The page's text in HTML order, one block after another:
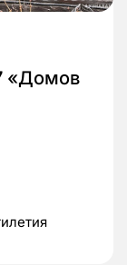
«Домов